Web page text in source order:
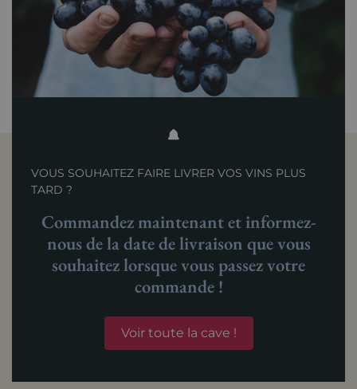
VOUS SOUHAITEZ FAIRE LIVRER VOS VINS PLUS
TARD ?
Commandez maintenant et informez-
nous de la date de livraison que vous
souhaitez lorsque vous passez votre
commande !
Voir toute la cave !